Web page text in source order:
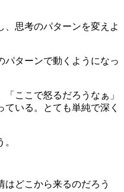
思考のパターンを変えよ
ターンで動くようになっ
ここで怒るだろうなぁ」
いる。とても単純で深く
どこから来るのだろう